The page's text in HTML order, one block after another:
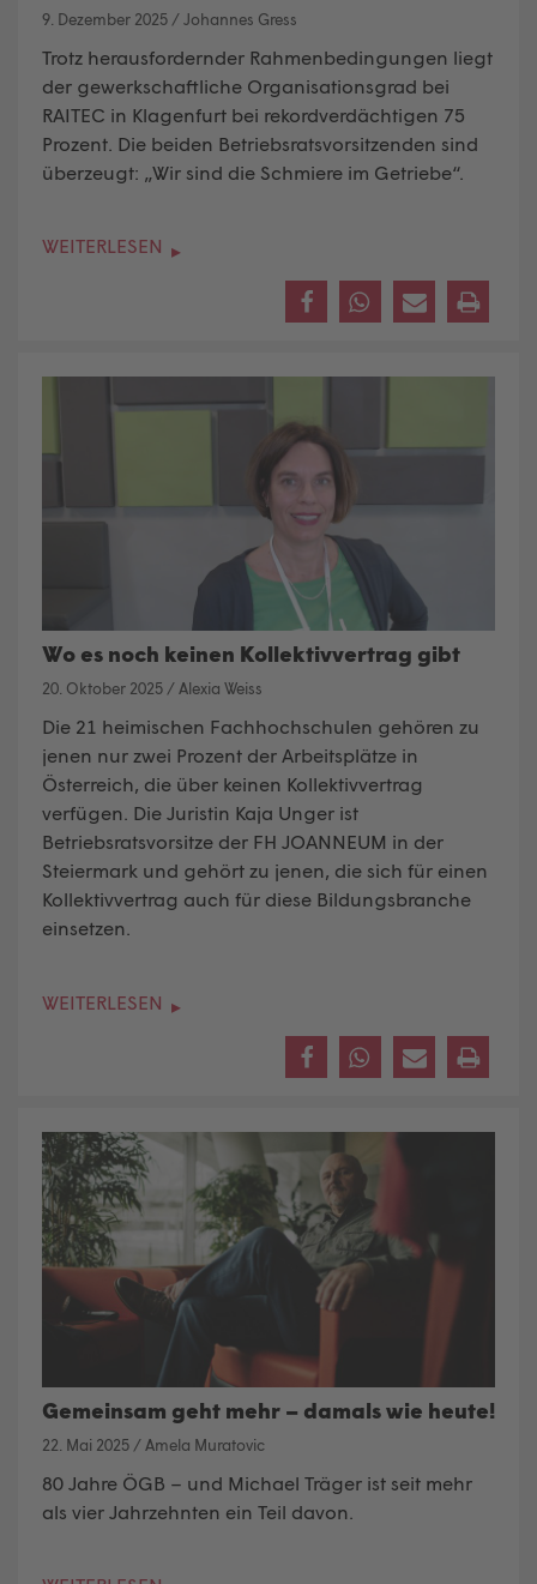
9. Dezember 2025 /Johannes Gress
Trotz herausfordernder Rahmenbedingungen liegt
der gewerkschaftliche Organisationsgrad bei
RAITEC in Klagenfurt bei rekordverdächtigen 75
Prozent. Die beiden Betriebsratsvorsitzenden sind
überzeugt: „Wir sind die Schmiere im Getriebe“.
WEITERLESEN
Wo es noch keinen Kollektivvertrag gibt
20. Oktober 2025 /Alexia Weiss
Die 21 heimischen Fachhochschulen gehören zu
jenen nur zwei Prozent der Arbeitsplätze in
Österreich, die über keinen Kollektivvertrag
verfügen. Die Juristin Kaja Unger ist
Betriebsratsvorsitze der FH JOANNEUM in der
Steiermark und gehört zu jenen, die sich für einen
Kollektivvertrag auch für diese Bildungsbranche
einsetzen.
WEITERLESEN
Gemeinsam geht mehr – damals wie heute!
22. Mai 2025 / Amela Muratovic
80 Jahre ÖGB – und Michael Träger ist seit mehr
als vier Jahrzehnten ein Teil davon.